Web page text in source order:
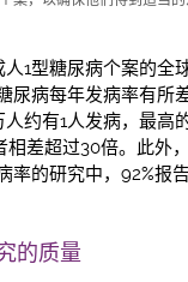
1型糖尿病个案的全
尿病每年发病率有所
约有1人发病，最高
相差超过30倍。此外
率的研究中，92%报
的质量